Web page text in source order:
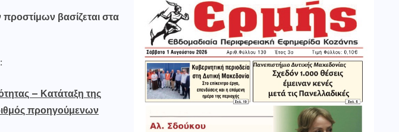
βασίζεται στα
– Κατάταξη της
προηγούμενων